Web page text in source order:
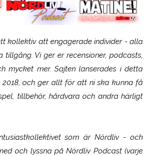
kollektiv att engagerade individer - alla
tillgång. Vi ger er recensioner, podcasts,
mycket mer. Sajten lanserades i detta
och ger allt för att ni ska kunna få
tillbehör, hårdvara och andra härligt
som ärNördliv- och
och lyssna på Nördliv Podcast (varje